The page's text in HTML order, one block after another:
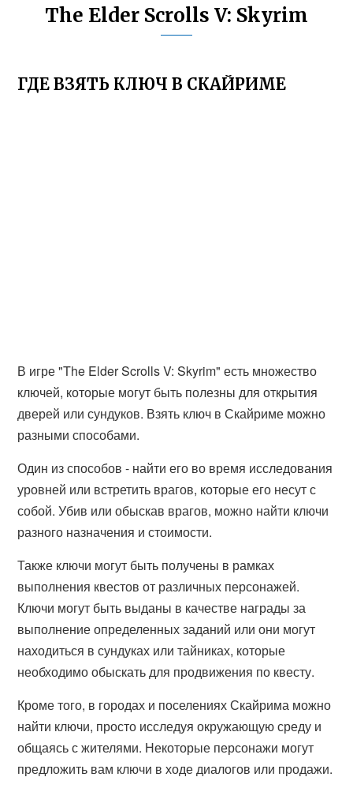
The Elder Scrolls V: Skyrim
ГДЕ ВЗЯТЬ КЛЮЧ В СКАЙРИМЕ
В игре "The Elder Scrolls V: Skyrim" есть множество
ключей, которые могут быть полезны для открытия
дверей или сундуков. Взять ключ в Скайриме можно
разными способами.
Один из способов - найти его во время исследования
уровней или встретить врагов, которые его несут с
собой. Убив или обыскав врагов, можно найти ключи
разного назначения и стоимости.
Также ключи могут быть получены в рамках
выполнения квестов от различных персонажей.
Ключи могут быть выданы в качестве награды за
выполнение определенных заданий или они могут
находиться в сундуках или тайниках, которые
необходимо обыскать для продвижения по квесту.
Кроме того, в городах и поселениях Скайрима можно
найти ключи, просто исследуя окружающую среду и
общаясь с жителями. Некоторые персонажи могут
предложить вам ключи в ходе диалогов или продажи.